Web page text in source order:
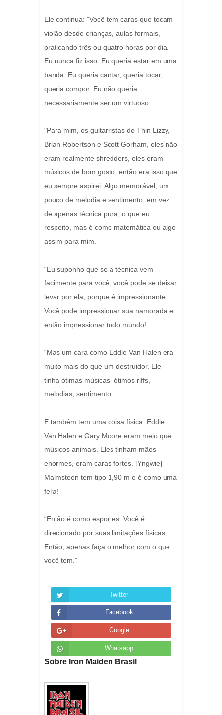
Ele continua: "Você tem caras que tocam
violão desde crianças, aulas formais,
praticando três ou quatro horas por dia.
Eu nunca fiz isso. Eu queria estar em uma
banda. Eu queria cantar, queria tocar,
queria compor. Eu não queria
necessariamente ser um virtuoso.
"Para mim, os guitarristas do Thin Lizzy,
Brian Robertson e Scott Gorham, eles não
eram realmente shredders, eles eram
músicos de bom gosto, então era isso que
eu sempre aspirei. Algo memorável, um
pouco de melodia e sentimento, em vez
de apenas técnica pura, o que eu
respeito, mas é como matemática ou algo
assim para mim.
“Eu suponho que se a técnica vem
facilmente para você, você pode se deixar
levar por ela, porque é impressionante.
Você pode impressionar sua namorada e
então impressionar todo mundo!
“Mas um cara como Eddie Van Halen era
muito mais do que um destruidor. Ele
tinha ótimas músicas, ótimos riffs,
melodias, sentimento.
E também tem uma coisa física. Eddie
Van Halen e Gary Moore eram meio que
músicos animais. Eles tinham mãos
enormes, eram caras fortes. [Yngwie]
Malmsteen tem tipo 1,90 m e é como uma
fera!
“Então é como esportes. Você é
direcionado por suas limitações físicas.
Então, apenas faça o melhor com o que
você tem.”
Twitter
Facebook
Google
Whatsapp
Sobre Iron Maiden Brasil